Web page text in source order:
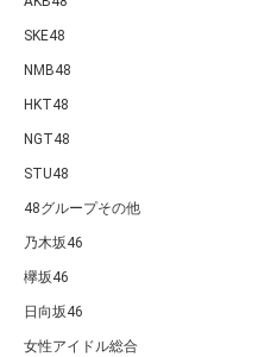
SKE48
NMB48
HKT48
NGT48
STU48
48グループその他
乃木坂46
欅坂46
日向坂46
女性アイドル総合